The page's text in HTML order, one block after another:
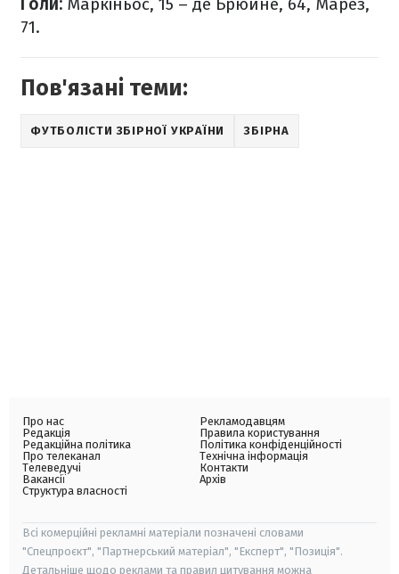
Голи: Маркіньос, 15 – де Брюйне, 64, Марез,
71.
Пов'язані теми:
ФУТБОЛІСТИ ЗБІРНОЇ УКРАЇНИ ЗБІРНА
Про нас
Редакція
Редакційна політика
Про телеканал
Телеведучі
Вакансії
Структура власності
Рекламодавцям
Правила користування
Політика конфіденційності
Технічна інформація
Контакти
Архів
Всі комерційні рекламні матеріали позначені словами
"Спецпроєкт", "Партнерський матеріал", "Експерт", "Позиція".
Детальніше щодо реклами та правил цитування можна